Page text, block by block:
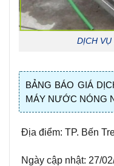
DỊCH
BẢNG BÁO GIÁ
MÁY NƯỚC NÓNG
Địa điểm: TP. Bến
Ngày cập nhật: 27/